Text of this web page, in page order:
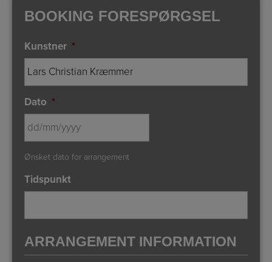
BOOKING FORESPØRGSEL
Kunstner *
Dato *
slash
MM
slash
Ønsket dato for arrangement
Tidspunkt
ARRANGEMENT INFORMATION